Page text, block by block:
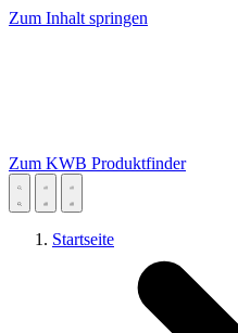
Zum Inhalt springen
Zum KWB Produktfinder
Startseite